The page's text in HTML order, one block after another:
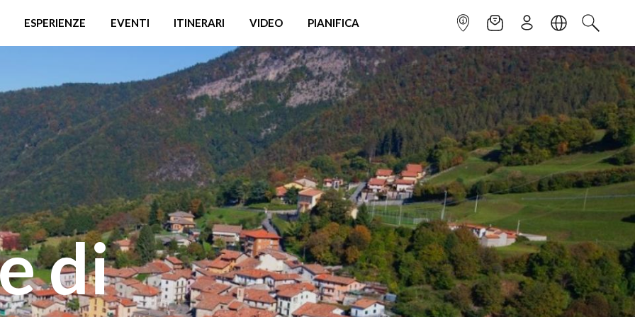
ESPERIENZE EVENTI ITINERARI VIDEO PIANIFICA INFOPOINTNEWSLETTER
ISCRIVITILINGUACERCA
di